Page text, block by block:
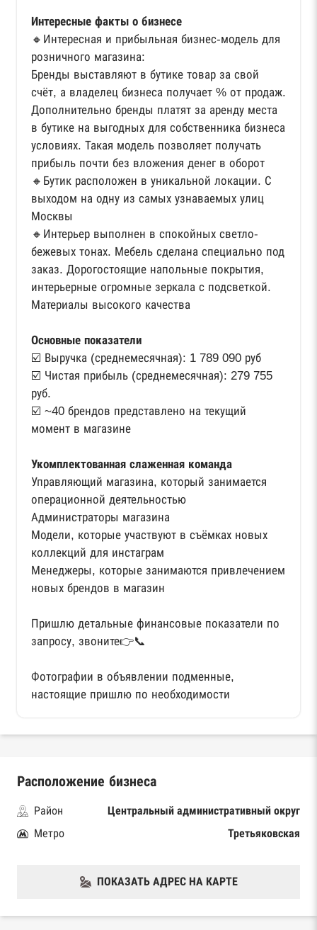
Интересные факты о бизнесе
🔸Интересная и прибыльная бизнес-модель для
розничного магазина:
Бренды выставляют в бутике товар за свой
счёт, а владелец бизнеса получает % от продаж.
Дополнительно бренды платят за аренду места
в бутике на выгодных для собственника бизнеса
условиях. Такая модель позволяет получать
прибыль почти без вложения денег в оборот
🔸Бутик расположен в уникальной локации. С
выходом на одну из самых узнаваемых улиц
Москвы
🔸Интерьер выполнен в спокойных светло-
бежевых тонах. Мебель сделана специально под
заказ. Дорогостоящие напольные покрытия,
интерьерные огромные зеркала с подсветкой.
Материалы высокого качества
Основные показатели
☑️ Выручка (среднемесячная): 1 789 090 руб
☑️ Чистая прибыль (среднемесячная): 279 755
руб.
☑️ ~40 брендов представлено на текущий
момент в магазине
Укомплектованная слаженная команда
Управляющий магазина, который занимается
операционной деятельностью
Администраторы магазина
Модели, которые участвуют в съёмках новых
коллекций для инстаграм
Менеджеры, которые занимаются привлечением
новых брендов в магазин
Пришлю детальные финансовые показатели по
запросу, звоните👉📞
Фотографии в объявлении подменные,
настоящие пришлю по необходимости
Расположение бизнеса
Район
Центральный административный округ
Метро
Третьяковская
ПОКАЗАТЬ АДРЕС НА КАРТЕ